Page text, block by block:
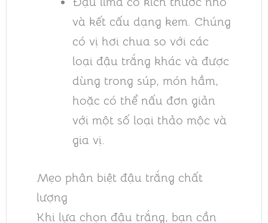
và kết cấu dạng kem. Chúng
có vị hơi chua so với các
loại đậu trắng khác và được
dùng trong súp, món hầm,
hoặc có thể nấu đơn giản
với một số loại thảo mộc và
gia vị.
Mẹo phân biệt đậu trắng chất
lượng
Khi lựa chọn đậu trắng, bạn cần